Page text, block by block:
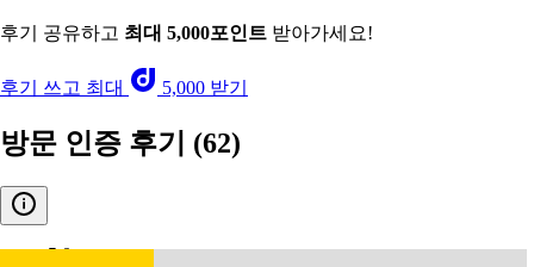
후기 공유하고 최대 5,000포인트 받아가세요!
후기 쓰고 최대 5,000 받기
방문 인증 후기 (62)
5.0